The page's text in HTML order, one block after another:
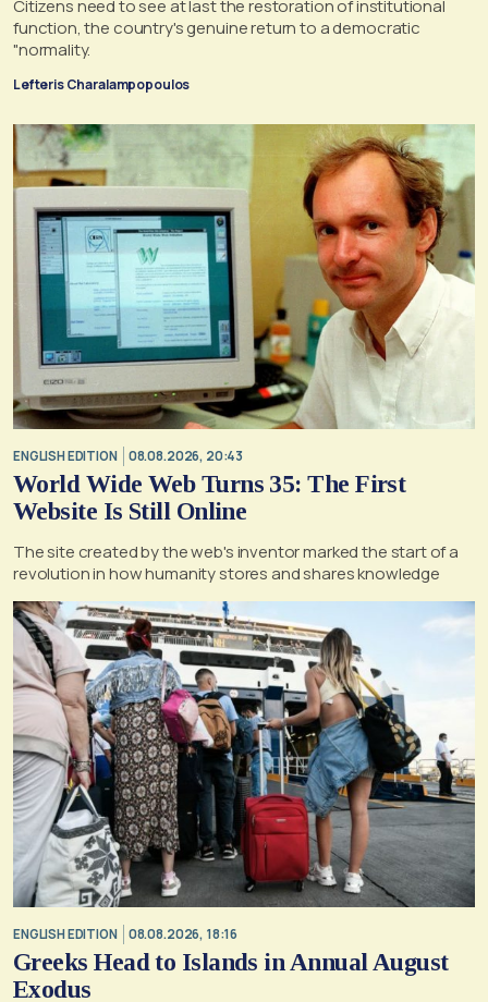
Citizens need to see at last the restoration of institutional
function, the country's genuine return to a democratic
"normality.
Lefteris Charalampopoulos
ENGLISH EDITION 08.08.2026, 20:43
World Wide Web Turns 35: The First
Website Is Still Online
The site created by the web's inventor marked the start of a
revolution in how humanity stores and shares knowledge
ENGLISH EDITION 08.08.2026, 18:16
Greeks Head to Islands in Annual August
Exodus